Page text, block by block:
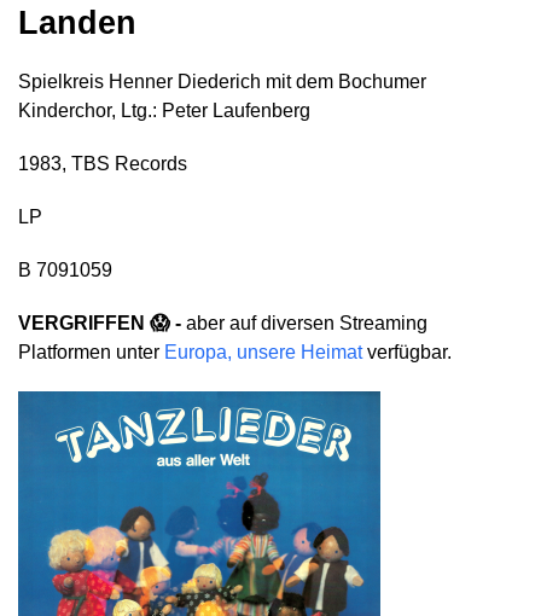
Landen
Spielkreis Henner Diederich mit dem Bochumer
Kinderchor, Ltg.: Peter Laufenberg
1983, TBS Records
LP
B 7091059
VERGRIFFEN 😱 - aber auf diversen Streaming
Platformen unter Europa, unsere Heimatverfügbar.